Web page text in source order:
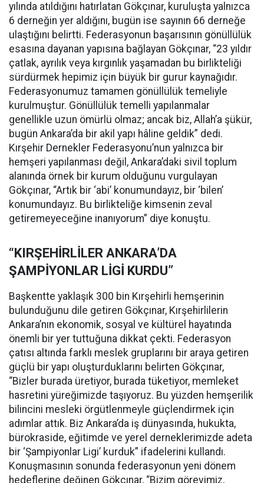
yılında atıldığını hatırlatan Gökçınar, kuruluşta yalnızca
6 derneğin yer aldığını, bugün ise sayının 66 derneğe
ulaştığını belirtti. Federasyonun başarısının gönüllülük
esasına dayanan yapısına bağlayan Gökçınar, “23 yıldır
çatlak, ayrılık veya kırgınlık yaşamadan bu birlikteliği
sürdürmek hepimiz için büyük bir gurur kaynağıdır.
Federasyonumuz tamamen gönüllülük temeliyle
kurulmuştur. Gönüllülük temelli yapılanmalar
genellikle uzun ömürlü olmaz; ancak biz, Allah’a şükür,
bugün Ankara’da bir akil yapı hâline geldik” dedi.
Kırşehir Dernekler Federasyonu’nun yalnızca bir
hemşeri yapılanması değil, Ankara’daki sivil toplum
alanında örnek bir kurum olduğunu vurgulayan
Gökçınar, “Artık bir ‘abi’ konumundayız, bir ‘bilen’
konumundayız. Bu birlikteliğe kimsenin zeval
getiremeyeceğine inanıyorum” diye konuştu.
“KIRŞEHİRLİLER ANKARA’DA
ŞAMPİYONLAR LİGİ KURDU”
Başkentte yaklaşık 300 bin Kırşehirli hemşerinin
bulunduğunu dile getiren Gökçınar, Kırşehirlilerin
Ankara’nın ekonomik, sosyal ve kültürel hayatında
önemli bir yer tuttuğuna dikkat çekti. Federasyon
çatısı altında farklı meslek gruplarını bir araya getiren
güçlü bir yapı oluşturduklarını belirten Gökçınar,
“Bizler burada üretiyor, burada tüketiyor, memleket
hasretini yüreğimizde taşıyoruz. Bu yüzden hemşerilik
bilincini mesleki örgütlenmeyle güçlendirmek için
adımlar attık. Biz Ankara’da iş dünyasında, hukukta,
bürokraside, eğitimde ve yerel derneklerimizde adeta
bir ‘Şampiyonlar Ligi’ kurduk” ifadelerini kullandı.
Konuşmasının sonunda federasyonun yeni dönem
hedeflerine değinen Gökçınar, “Bizim görevimiz,